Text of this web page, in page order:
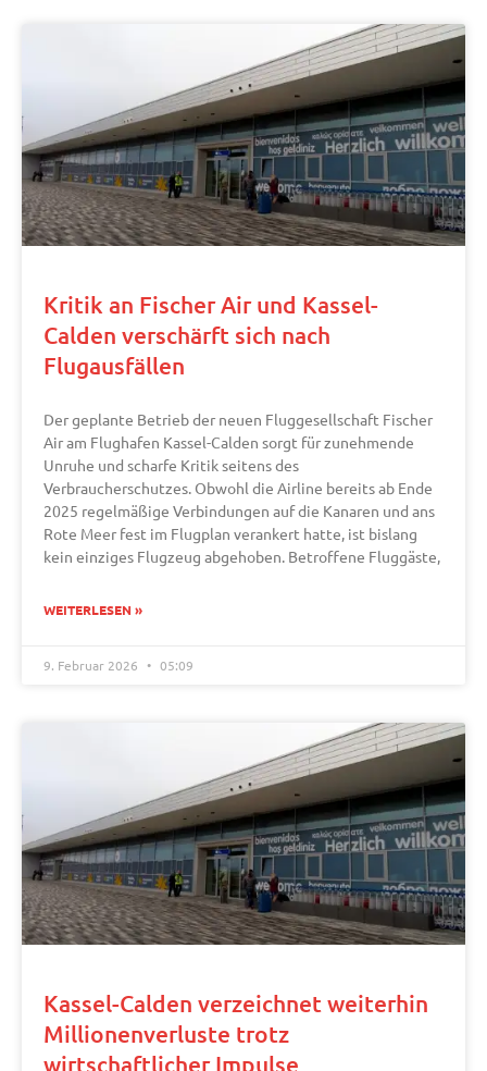
Kritik an Fischer Air und Kassel-
Calden verschärft sich nach
Flugausfällen
Der geplante Betrieb der neuen Fluggesellschaft Fischer
Air am Flughafen Kassel-Calden sorgt für zunehmende
Unruhe und scharfe Kritik seitens des
Verbraucherschutzes. Obwohl die Airline bereits ab Ende
2025 regelmäßige Verbindungen auf die Kanaren und ans
Rote Meer fest im Flugplan verankert hatte, ist bislang
kein einziges Flugzeug abgehoben. Betroffene Fluggäste,
WEITERLESEN »
9. Februar 2026 05:09
Kassel-Calden verzeichnet weiterhin
Millionenverluste trotz
wirtschaftlicher Impulse